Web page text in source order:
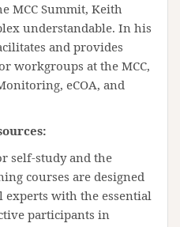
MCC Summit, Keith
understandable. In his
and provides
workgroups at the MCC,
eCOA, and
self-study and the
courses are designed
experts with the essential
participants in